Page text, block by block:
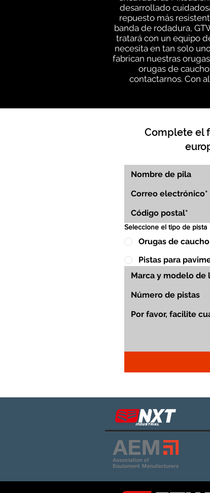
desarrollado
repuesto más
banda de rodadura,
tratará con un equipo
necesita en tan solo
fabrican nuestras
orugas de
contactarnos. Con
Complete el
Seleccione el tipo de pista
Orugas de
Pistas para